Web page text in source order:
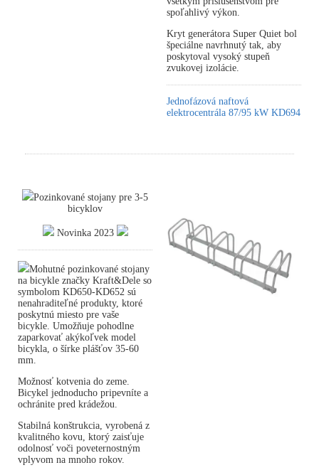
spoľahlivý výkon.
Kryt generátora Super Quiet bol
špeciálne navrhnutý tak, aby
poskytoval vysoký stupeň
zvukovej izolácie.
Jednofázová naftová
elektrocentrála 87/95 kW KD694
Pozinkované stojany pre 3-5
bicyklov
Novinka 2023
Mohutné pozinkované stojany
na bicykle značky Kraft&Dele so
symbolom KD650-KD652 sú
nenahraditeľné produkty, ktoré
poskytnú miesto pre vaše
bicykle. Umožňuje pohodlne
zaparkovať akýkoľvek model
bicykla, o šírke plášťov 35-60
mm.
Možnosť kotvenia do zeme.
Bicykel jednoducho pripevníte a
ochránite pred krádežou.
Stabilná konštrukcia, vyrobená z
kvalitného kovu, ktorý zaisťuje
odolnosť voči poveternostným
vplyvom na mnoho rokov.